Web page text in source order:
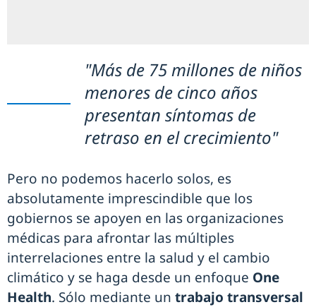
"Más de 75 millones de niños
menores de cinco años
presentan síntomas de
retraso en el crecimiento"
Pero no podemos hacerlo solos, es
absolutamente imprescindible que los
gobiernos se apoyen en las organizaciones
médicas para afrontar las múltiples
interrelaciones entre la salud y el cambio
climático y se haga desde un enfoque One
Health. Sólo mediante un trabajo transversal